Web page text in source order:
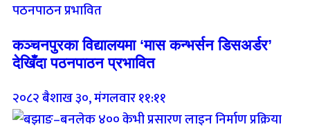
कञ्चनपुरका विद्यालयमा ‘मास कन्भर्सन डिसअर्डर’
देखिँदा पठनपाठन प्रभावित
२०८२ बैशाख ३०, मंगलवार ११:११